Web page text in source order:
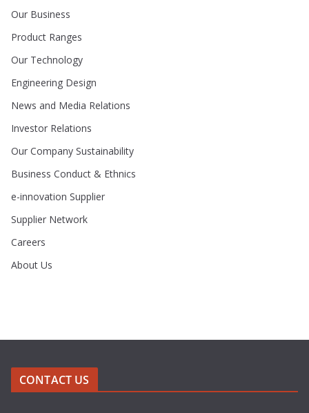
Our Business
Product Ranges
Our Technology
Engineering Design
News and Media Relations
Investor Relations
Our Company Sustainability
Business Conduct & Ethnics
e-innovation Supplier
Supplier Network
Careers
About Us
CONTACT US